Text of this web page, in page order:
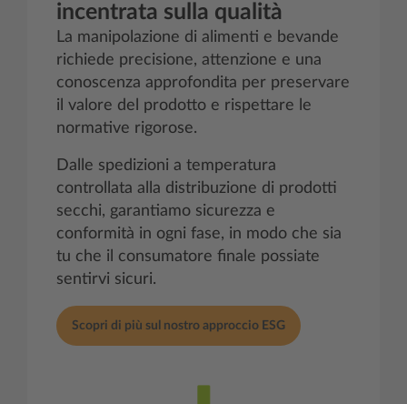
incentrata sulla qualità
La manipolazione di alimenti e bevande
richiede precisione, attenzione e una
conoscenza approfondita per preservare
il valore del prodotto e rispettare le
normative rigorose.
Dalle spedizioni a temperatura
controllata alla distribuzione di prodotti
secchi, garantiamo sicurezza e
conformità in ogni fase, in modo che sia
tu che il consumatore finale possiate
sentirvi sicuri.
Scopri di più sul nostro approccio ESG